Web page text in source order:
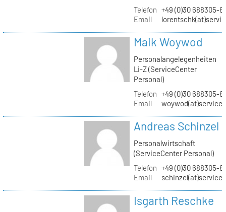
Telefon +49 (0)30 688305-
Email
Maik Woywod
Personalangelegenheiten
Li-Z (ServiceCenter
Personal)
Telefon +49 (0)30 688305-
Email
Andreas Schinzel
Personalwirtschaft
(ServiceCenter Personal)
Telefon +49 (0)30 688305-
Email
Isgarth Reschke